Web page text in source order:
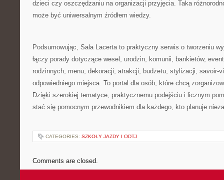
dzieci czy oszczędzaniu na organizacji przyjęcia. Taka
może być uniwersalnym źródłem wiedzy.
Podsumowując, Sala Lacerta to praktyczny serwis o tworzeniu
łączy porady dotyczące wesel, urodzin, komunii, bankietów,
rodzinnych, menu, dekoracji, atrakcji, budżetu, stylizacji, savoir-
odpowiedniego miejsca. To portal dla osób, które chcą
Dzięki szerokiej tematyce, praktycznemu podejściu i licznym
stać się pomocnym przewodnikiem dla każdego, kto planuje
CATEGORIES: SZKOŁY JAZDY I ODTJ
Comments are closed.